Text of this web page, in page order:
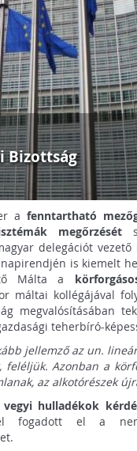
Bizottság
a fenntartható
megőrzését
delegációt
is kiemelt
Málta a
máltai kollégájával
megvalósításában
teherbíró-
jellemző az un.
Azonban a
az alkotórészek
vegyi hulladékok
fogadott el a